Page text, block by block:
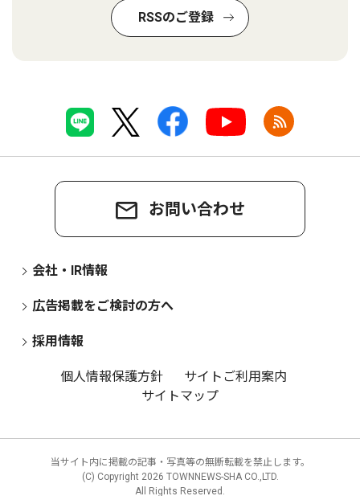
RSSのご登録
お問い合わせ
会社・IR情報
広告掲載をご検討の方へ
採用情報
個人情報保護方針
サイトご利用案内
サイトマップ
当サイト内に掲載の記事・写真等の無断転載を禁止します。
(C) Copyright 2026 TOWNNEWS-SHA CO.,LTD.
All Rights Reserved.